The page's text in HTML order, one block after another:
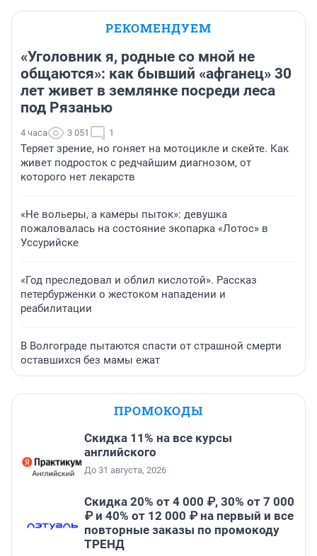
РЕКОМЕНДУЕМ
«Уголовник я, родные со мной не
общаются»: как бывший «афганец» 30
лет живет в землянке посреди леса
под Рязанью
4 часа 3 051 1
Теряет зрение, но гоняет на мотоцикле и скейте. Как
живет подросток с редчайшим диагнозом, от
которого нет лекарств
«Не вольеры, а камеры пыток»: девушка
пожаловалась на состояние экопарка «Лотос» в
Уссурийске
«Год преследовал и облил кислотой». Рассказ
петербурженки о жестоком нападении и
реабилитации
В Волгограде пытаются спасти от страшной смерти
оставшихся без мамы ежат
ПРОМОКОДЫ
Скидка 11% на все курсы
английского
До 31 августа, 2026
Скидка 20% от 4 000 ₽, 30% от 7 000
₽ и 40% от 12 000 ₽ на первый и все
повторные заказы по промокоду
ТРЕНД